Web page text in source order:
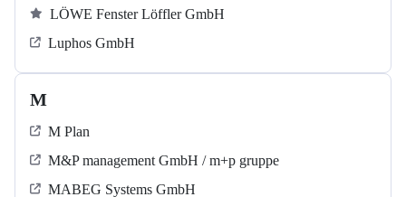
LÖWE Fenster Löffler GmbH
Luphos GmbH
M
M Plan
M&P management GmbH / m+p gruppe
MABEG Systems GmbH